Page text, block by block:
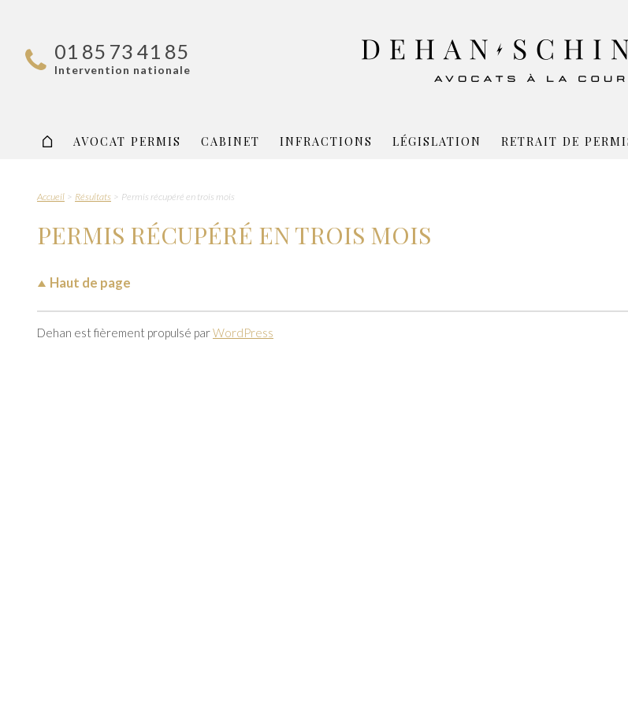
01 85 73 41 85
Intervention nationale
AVOCAT PERMIS CABINET INFRACTIONS LÉGISLATION RETRAIT DE
Accueil Résultats Permis récupéré en trois mois
PERMIS RÉCUPÉRÉ EN TROIS MOIS
Haut de page
Dehan est fièrement propulsé parWordPress